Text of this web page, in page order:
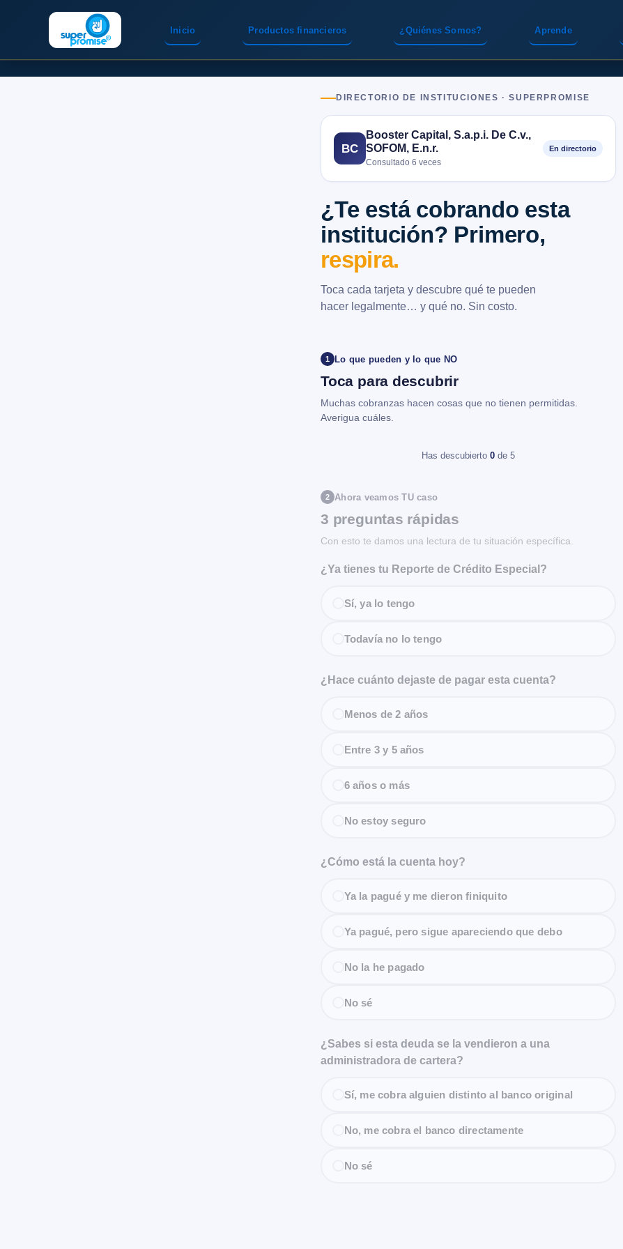
Inicio Productos financieros ¿Quiénes Somos? Aprende
DIRECTORIO DE INSTITUCIONES · SUPERPROMISE
BC
Booster Capital, S.a.p.i. De C.v.,
SOFOM, E.n.r.
Consultado 6 veces
En directorio
¿Te está cobrando esta
institución? Primero,
respira.
Toca cada tarjeta y descubre qué te pueden
hacer legalmente… y qué no. Sin costo.
1 Lo que pueden y lo que NO
Toca para descubrir
Muchas cobranzas hacen cosas que no tienen permitidas.
Averigua cuáles.
Has descubierto 0 de 5
2 Ahora veamos TU caso
3 preguntas rápidas
Con esto te damos una lectura de tu situación específica.
¿Ya tienes tu Reporte de Crédito Especial?
Sí, ya lo tengo
Todavía no lo tengo
¿Hace cuánto dejaste de pagar esta cuenta?
Menos de 2 años
Entre 3 y 5 años
6 años o más
No estoy seguro
¿Cómo está la cuenta hoy?
Ya la pagué y me dieron finiquito
Ya pagué, pero sigue apareciendo que debo
No la he pagado
No sé
¿Sabes si esta deuda se la vendieron a una
administradora de cartera?
Sí, me cobra alguien distinto al banco original
No, me cobra el banco directamente
No sé